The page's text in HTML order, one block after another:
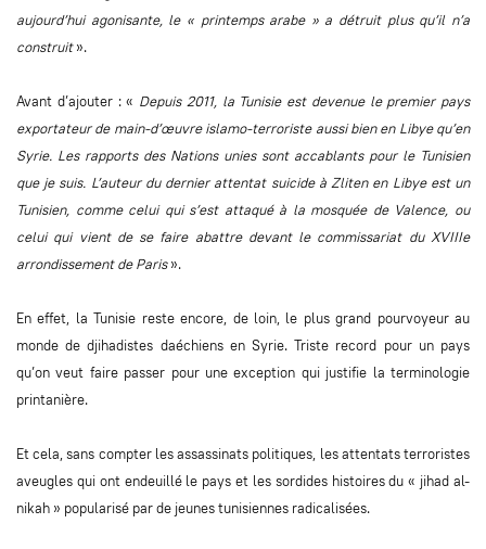
aujourd’hui agonisante, le « printemps arabe » a détruit plus qu’il n’a
construit».
Avant d’ajouter : « Depuis 2011, la Tunisie est devenue le premier pays
exportateur de main-d’œuvre islamo-terroriste aussi bien en Libye qu’en
Syrie. Les rapports des Nations unies sont accablants pour le Tunisien
que je suis. L’auteur du dernier attentat suicide à Zliten en Libye est un
Tunisien, comme celui qui s’est attaqué à la mosquée de Valence, ou
celui qui vient de se faire abattre devant le commissariat du XVIIIe
arrondissement de Paris».
En effet, la Tunisie reste encore, de loin, le plus grand pourvoyeur au
monde de djihadistes daéchiens en Syrie. Triste record pour un pays
qu’on veut faire passer pour une exception qui justifie la terminologie
printanière.
Et cela, sans compter les assassinats politiques, les attentats terroristes
aveugles qui ont endeuillé le pays et les sordides histoires du « jihad al-
nikah » popularisé par de jeunes tunisiennes radicalisées.